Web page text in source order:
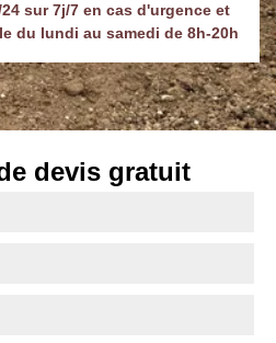
sur 7j/7 en cas d'urgence et
du lundi au samedi de 8h-20h
devis gratuit